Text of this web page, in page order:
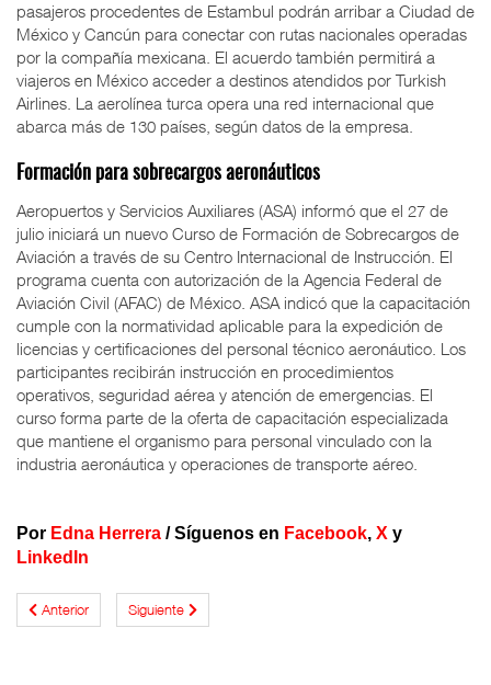
pasajeros procedentes de Estambul podrán arribar a Ciudad de
México y Cancún para conectar con rutas nacionales operadas
por la compañía mexicana. El acuerdo también permitirá a
viajeros en México acceder a destinos atendidos por Turkish
Airlines. La aerolínea turca opera una red internacional que
abarca más de 130 países, según datos de la empresa.
Formación para sobrecargos aeronáuticos
Aeropuertos y Servicios Auxiliares (ASA) informó que el 27 de
julio iniciará un nuevo Curso de Formación de Sobrecargos de
Aviación a través de su Centro Internacional de Instrucción. El
programa cuenta con autorización de la Agencia Federal de
Aviación Civil (AFAC) de México. ASA indicó que la capacitación
cumple con la normatividad aplicable para la expedición de
licencias y certificaciones del personal técnico aeronáutico. Los
participantes recibirán instrucción en procedimientos
operativos, seguridad aérea y atención de emergencias. El
curso forma parte de la oferta de capacitación especializada
que mantiene el organismo para personal vinculado con la
industria aeronáutica y operaciones de transporte aéreo.
Por Edna Herrera /Síguenos en Facebook, X y
LinkedIn
Anterior Siguiente